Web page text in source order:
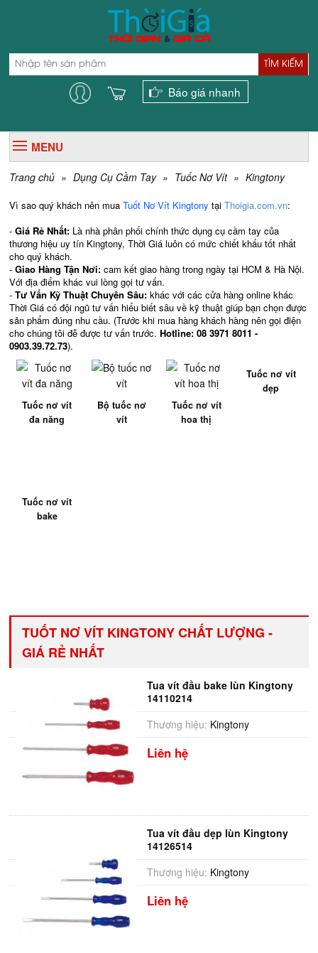
TÌM KIẾM
Báo giá nhanh
MENU
Trang chủ » Dụng Cụ Cầm Tay » Tuốc Nơ Vít » Kingtony
Vì sao quý khách nên muaTuốt Nơ Vít Kingtony tạiThoigia.com.vn:
-Giá Rẻ Nhất: Là nhà phân phối chính thức dụng cụ cầm tay của
thương hiệu uy tín Kingtony, Thời Giá luôn có mức chiết khấu tốt nhất
cho quý khách.
-Giao Hàng Tận Nơi:cam kết giao hàng trong ngày tại HCM & Hà Nội.
Với địa điểm khác vui lòng gọi tư vấn.
-Tư Vấn Kỹ Thuật Chuyên Sâu:khác với các cửa hàng online khác
Thời Giá có đội ngũ tư vấn hiểu biết sâu về kỹ thuật giúp bạn chọn được
sản phẩm đúng nhu cầu. (Trước khi mua hàng khách hàng nên gọi điện
cho chúng tôi đễ được tư vấn trước.Hotline: 08 3971 8011 -
0903.39.72.73).
Tuốc nơ vít
đa năng
Bộ tuốc nơ
vít
Tuốc nơ vít
hoa thị
Tuốc nơ vít
dẹp
Tuốc nơ vít
bake
TUỐT NƠ VÍT KINGTONY CHẤT LƯỢNG -
GIÁ RẺ NHẤT
Tua vít đầu bake lùn Kingtony
14110214
Thương hiệu: Kingtony
Liên hệ
Tua vít đầu dẹp lùn Kingtony
14126514
Thương hiệu: Kingtony
Liên hệ